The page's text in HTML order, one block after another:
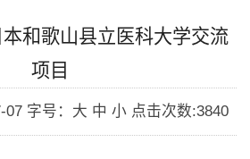
本和歌山县立医科大学交流
项目
07 字号：大 中 小 点击次数:3840